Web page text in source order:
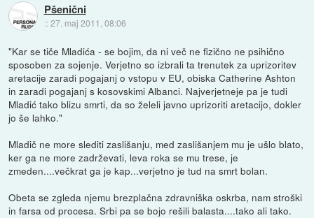
Pšenični
::27. maj 2011, 08:06
"Kar se tiče Mladića - se bojim, da ni več ne fizično ne psihično
sposoben za sojenje. Verjetno so izbrali ta trenutek za uprizoritev
aretacije zaradi pogajanj o vstopu v EU, obiska Catherine Ashton
in zaradi pogajanj s kosovskimi Albanci. Najverjetneje pa je tudi
Mladić tako blizu smrti, da so želeli javno uprizoriti aretacijo, dokler
jo še lahko."
Mladič ne more slediti zaslišanju, med zaslišanjem mu je ušlo blato,
ker ga ne more zadrževati, leva roka se mu trese, je
zmeden....večkrat ga je kap...verjetno je tud na smrt bolan.
Obeta se zgleda njemu brezplačna zdravniška oskrba, nam stroški
in farsa od procesa. Srbi pa se bojo rešili balasta....tako ali tako.